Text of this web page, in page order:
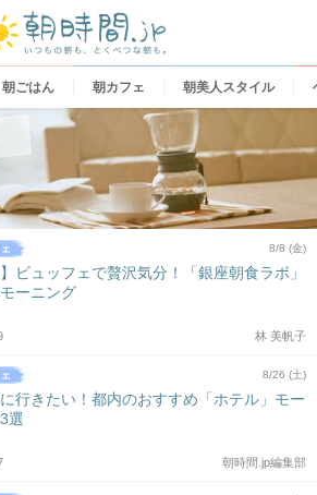
朝ごはん 朝カフェ 朝美人スタイル
8/8 (金)
】ビュッフェで贅沢気分！「銀座朝食ラボ」
ーニング
林 美帆子
8/26 (土)
行きたい！都内のおすすめ「ホテル」モー
選
朝時間.jp編集部